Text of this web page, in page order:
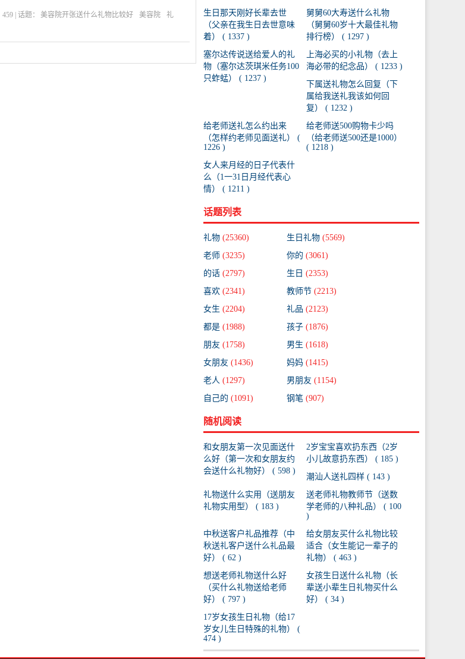
459 | 话题： 美容院开张送什么礼物比较好 美容院
礼
生日那天刚好长辈去世
（父亲在我生日去世意味
着） ( 1337 )
舅舅60大寿送什么礼物
（舅舅60岁十大最佳礼物
排行榜） ( 1297 )
塞尔达传说送给爱人的礼
物（塞尔达茨琪米任务100
只蚱蜢） ( 1237 )
上海必买的小礼物（去上
海必带的纪念品） ( 1233 )
下属送礼物怎么回复（下
属给我送礼我该如何回
复） ( 1232 )
给老师送礼怎么约出来
（怎样约老师见面送礼） (
1226 )
给老师送500购物卡少吗
（给老师送500还是1000）
( 1218 )
女人来月经的日子代表什
么（1一31日月经代表心
情） ( 1211 )
话题列表
礼物 (25360) 生日礼物 (5569)
老师 (3235) 你的 (3061)
的话 (2797) 生日 (2353)
喜欢 (2341) 教师节 (2213)
女生 (2204) 礼品 (2123)
都是 (1988) 孩子 (1876)
朋友 (1758) 男生 (1618)
女朋友 (1436) 妈妈 (1415)
老人 (1297) 男朋友 (1154)
自己的 (1091) 钢笔 (907)
随机阅读
和女朋友第一次见面送什
么好（第一次和女朋友约
会送什么礼物好） ( 598 )
2岁宝宝喜欢扔东西（2岁
小儿故意扔东西） ( 185 )
潮汕人送礼四样 ( 143 )
礼物送什么实用（送朋友
礼物实用型） ( 183 )
送老师礼物教师节（送数
学老师的八种礼品） ( 100
)
中秋送客户礼品推荐（中
秋送礼客户送什么礼品最
好） ( 62 )
给女朋友买什么礼物比较
适合（女生能记一辈子的
礼物） ( 463 )
想送老师礼物送什么好
（买什么礼物送给老师
好） ( 797 )
女孩生日送什么礼物（长
辈送小辈生日礼物买什么
好） ( 34 )
17岁女孩生日礼物（给17
岁女儿生日特殊的礼物） (
474 )